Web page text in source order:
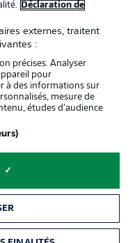
services
mes préférences
Déclaration de
externes, traitent
:
précises. Analyser
pour
à des informations sur
mesure de
études d’audience